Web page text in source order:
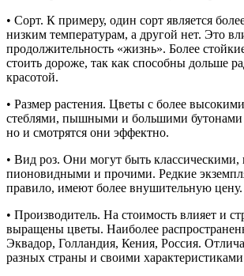
• Сорт. К примеру, один сорт является
низким температурам, а другой нет. Это
продолжительность «жизнь». Более
стоить дороже, так как способны дольше
красотой.
• Размер растения. Цветы с более
стеблями, пышными и большими бутонами
но и смотрятся они эффектно.
• Вид роз. Они могут быть классическими,
пионовидными и прочими. Редкие
правило, имеют более внушительную цену.
• Производитель. На стоимость влияет и
выращены цветы. Наиболее
Эквадор, Голландия, Кения, Россия.
разных страны и своими